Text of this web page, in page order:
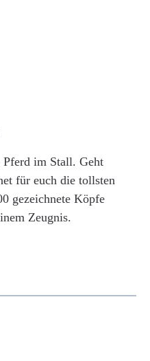
Pferd im Stall. Geht
für euch die tollsten
gezeichnete Köpfe
Zeugnis.